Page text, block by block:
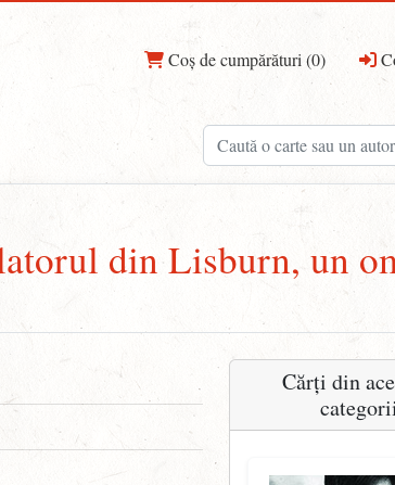
Coș de cumpărături (0)
din Lisburn, un
Cărți din